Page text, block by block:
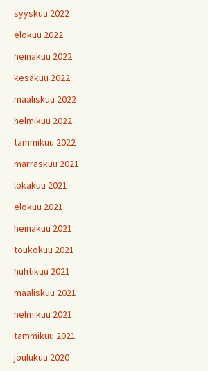
syyskuu 2022
elokuu 2022
heinäkuu 2022
kesäkuu 2022
maaliskuu 2022
helmikuu 2022
tammikuu 2022
marraskuu 2021
lokakuu 2021
elokuu 2021
heinäkuu 2021
toukokuu 2021
huhtikuu 2021
maaliskuu 2021
helmikuu 2021
tammikuu 2021
joulukuu 2020